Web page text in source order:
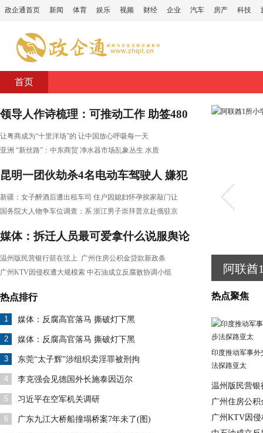
政企通首页 新闻 体育 娱乐 视频 财经 企业 汽车 房产 科技
首页
领导人作诗梳理：可推动工作 助签480
让粤商成为“十里洋场”的 让中国放心呼吸每一天
亚洲 “新丝路”：中东商贸 净水器市场乱象丛生 水质
昆明一团伙劫杀4名电动车驾驶人 嫌犯
新疆：女子醉酒后遭出租车司 住户因媳妇怀孕挨家敲门让
国务院大人物争车位调查：系 浙江男子崇拜普京赴俄驻京
媒体：拆迁人员最可爱拿什么说服舆论
温州版民营银行箭在弦上 广州住房公积金贷款新政条
广州KTV因侵权遭大规模索 中石油成立反腐败协调小组
热点排行
1 媒体：反腐高官落马 撕破灯下黑
2 媒体：反腐高官落马 撕破灯下黑
3 东莞“太子辉”涉组织卖淫罪被刑拘
4 李克强会见德国外长施泰因迈尔
5 习近平在空军机关调研
6 广东九江大桥船撞塌桥案7年未了(图)
阿联酋
热点聚焦
印度推动军事外
法探路亚太
温州版民营
广州住房公
广州KTV因